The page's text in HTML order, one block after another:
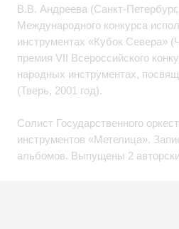
В.В. Андреева (Санкт-
Международного конкурса
инструментах «Кубок Севера»
премия VII Всероссийского
народных инструментах,
(Тверь, 2001 год).
Солист Государственного
инструментов «Метелица».
альбомов. Выпущены 2